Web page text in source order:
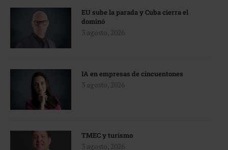
EU sube la parada y Cuba cierra el
dominó
3 agosto, 2026
IA en empresas de cincuentones
3 agosto, 2026
TMEC y turismo
3 agosto, 2026